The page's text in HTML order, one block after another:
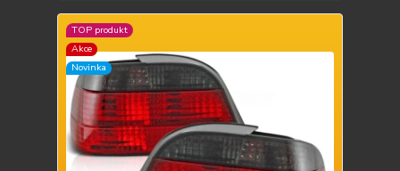
TOP produkt
Akce
Novinka